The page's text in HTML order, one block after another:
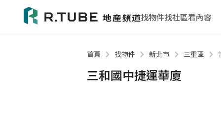
找物件找社區看內容
首頁 找物件 新北市 三重區
三和國中捷運華廈